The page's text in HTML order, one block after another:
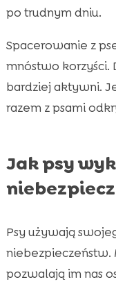
po trudnym dniu.
Spacerowanie z
mnóstwo korzyści.
bardziej aktywni.
razem z psami
Jak psy
Psy używają
niebezpieczeństw.
pozwalają im nas